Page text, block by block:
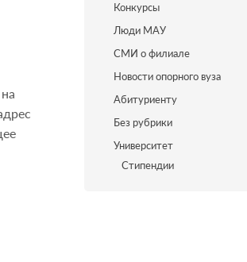
Конкурсы
Люди МАУ
СМИ о филиале
Новости опорного вуза
Абитуриенту
Без рубрики
Университет
Стипендии